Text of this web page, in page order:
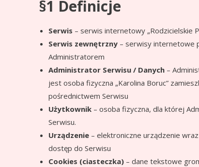
§1 Definicje
Serwis – serwis internetowy „Rodzicielskie
Serwis zewnętrzny – serwisy internetowe
Administratorem
Administrator Serwisu / Danych –
jest osoba fizyczna „Karolina Boruc”
pośrednictwem Serwisu
Użytkownik – osoba fizyczna, dla której
Serwisu.
Urządzenie – elektroniczne urządzenie
dostęp do Serwisu
Cookies (ciasteczka) – dane tekstowe